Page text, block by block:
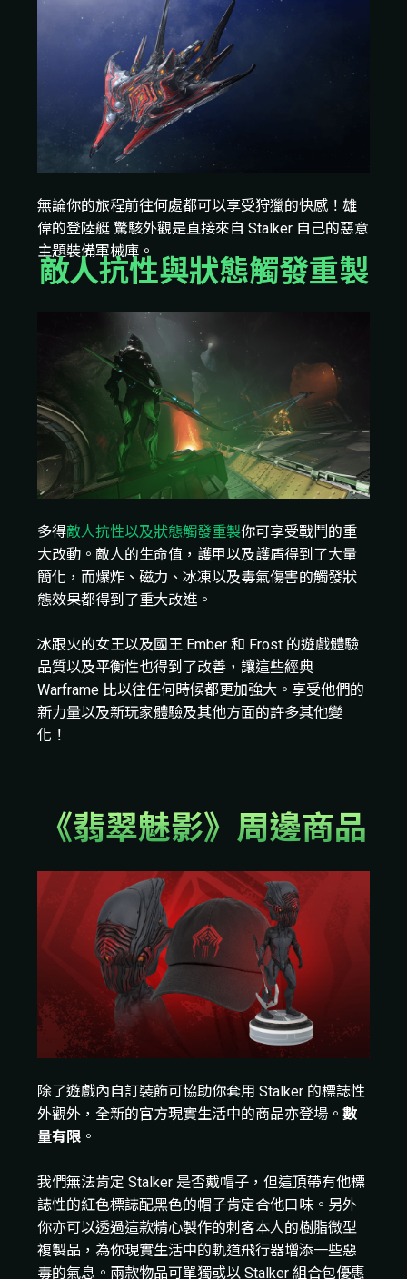
無論你的旅程前往何處都可以享受狩獵的快感！雄
偉的登陸艇 驚駭外觀是直接來自 Stalker 自己的惡意
主題裝備軍械庫。
敵人抗性與狀態觸發重製
多得敵人抗性以及狀態觸發重製你可享受戰鬥的重
大改動。敵人的生命值，護甲以及護盾得到了大量
簡化，而爆炸、磁力、冰凍以及毒氣傷害的觸發狀
態效果都得到了重大改進。
冰跟火的女王以及國王 Ember 和 Frost 的遊戲體驗
品質以及平衡性也得到了改善，讓這些經典
Warframe 比以往任何時候都更加強大。享受他們的
新力量以及新玩家體驗及其他方面的許多其他變
化！
《翡翠魅影》周邊商品
除了遊戲內自訂裝飾可協助你套用 Stalker 的標誌性
外觀外，全新的官方現實生活中的商品亦登場。 數
量有限 。
我們無法肯定 Stalker 是否戴帽子，但這頂帶有他標
誌性的紅色標誌配黑色的帽子肯定合他口味。另外
你亦可以透過這款精心製作的刺客本人的樹脂微型
複製品，為你現實生活中的軌道飛行器增添一些惡
毒的氣息。兩款物品可單獨或以 Stalker 組合包優惠